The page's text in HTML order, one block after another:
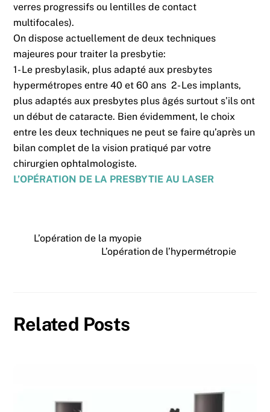
verres progressifs ou lentilles de contact
multifocales).
On dispose actuellement de deux techniques
majeures pour traiter la presbytie:
1- Le presbylasik, plus adapté aux presbytes
hypermétropes entre 40 et 60 ans 2- Les implants,
plus adaptés aux presbytes plus âgés surtout s’ils ont
un début de cataracte. Bien évidemment, le choix
entre les deux techniques ne peut se faire qu’après un
bilan complet de la vision pratiqué par votre
chirurgien ophtalmologiste.
L’OPÉRATION DE LA PRESBYTIE AU LASER
L’opération de la myopie
L’opération de l’hypermétropie
Related Posts